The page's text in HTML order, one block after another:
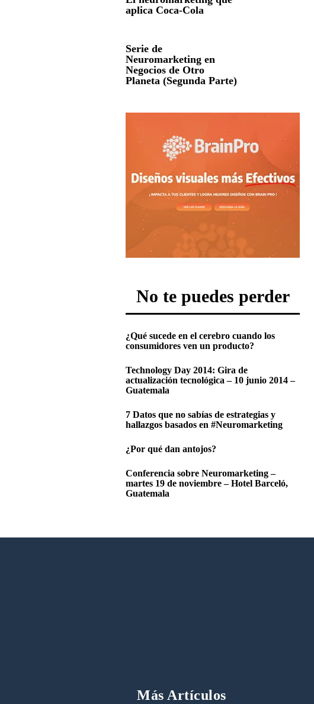
aplica Coca-Cola
Serie de
Neuromarketing en
Negocios de Otro
Planeta (Segunda Parte)
No te puedes perder
¿Qué sucede en el cerebro cuando los
consumidores ven un producto?
Technology Day 2014: Gira de
actualización tecnológica – 10 junio 2014 –
Guatemala
7 Datos que no sabías de estrategias y
hallazgos basados en #Neuromarketing
¿Por qué dan antojos?
Conferencia sobre Neuromarketing –
martes 19 de noviembre – Hotel Barceló,
Guatemala
Más Artículos